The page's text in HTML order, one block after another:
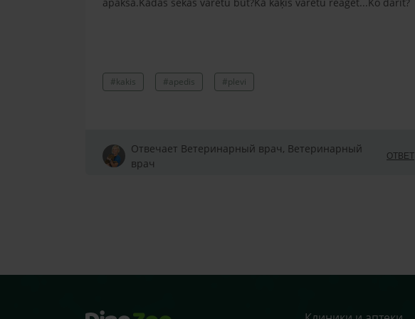
#kakis #apedis #plevi
Отвечает Ветеринарный врач, Ветеринарный
врач
ОТВЕТ